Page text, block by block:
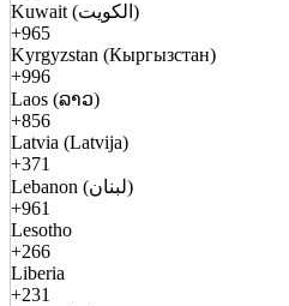
Kuwait (الكويت)
+965
Kyrgyzstan (Кыргызстан)
+996
Laos (ລາວ)
+856
Latvia (Latvija)
+371
Lebanon (لبنان)
+961
Lesotho
+266
Liberia
+231